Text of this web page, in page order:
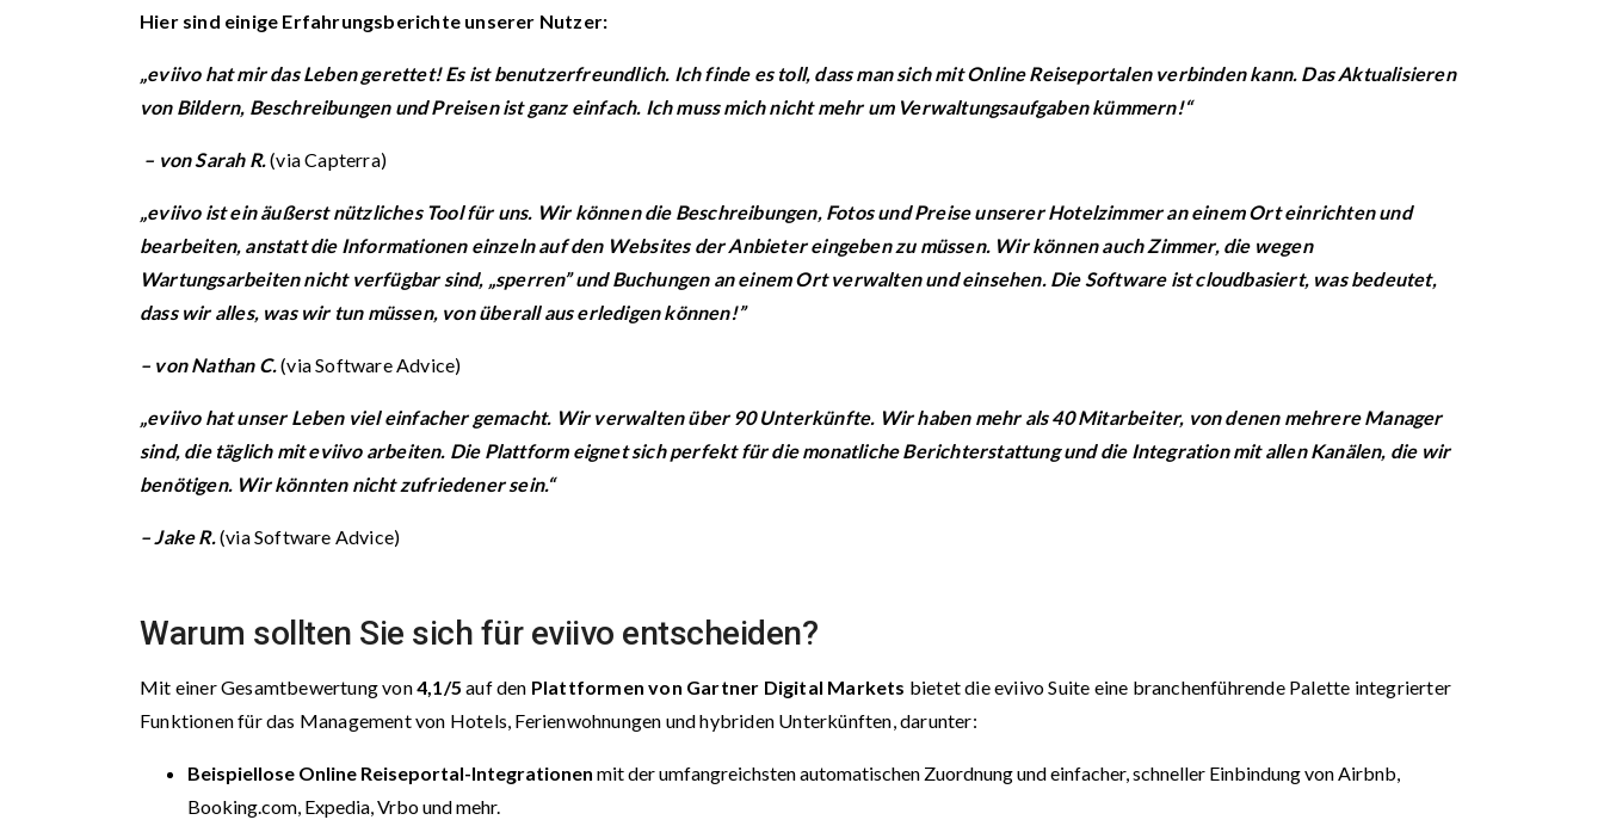
Hier sind einige Erfahrungsberichte unserer Nutzer:
„eviivo hat mir das Leben gerettet! Es ist benutzerfreundlich. Ich finde es toll, dass man sich mit Online Reiseportalen verbinden kann. Das Aktualisieren
von Bildern, Beschreibungen und Preisen ist ganz einfach. Ich muss mich nicht mehr um Verwaltungsaufgaben kümmern!“
– von Sarah R.(via Capterra)
„eviivo ist ein äußerst nützliches Tool für uns. Wir können die Beschreibungen, Fotos und Preise unserer Hotelzimmer an einem Ort einrichten und
bearbeiten, anstatt die Informationen einzeln auf den Websites der Anbieter eingeben zu müssen. Wir können auch Zimmer, die wegen
Wartungsarbeiten nicht verfügbar sind, „sperren” und Buchungen an einem Ort verwalten und einsehen. Die Software ist cloudbasiert, was bedeutet,
dass wir alles, was wir tun müssen, von überall aus erledigen können!”
– von Nathan C.(via Software Advice)
„eviivo hat unser Leben viel einfacher gemacht. Wir verwalten über 90 Unterkünfte. Wir haben mehr als 40 Mitarbeiter, von denen mehrere Manager
sind, die täglich mit eviivo arbeiten. Die Plattform eignet sich perfekt für die monatliche Berichterstattung und die Integration mit allen Kanälen, die wir
benötigen. Wir könnten nicht zufriedener sein.“
– Jake R.(via Software Advice)
Warum sollten Sie sich für eviivo entscheiden?
Mit einer Gesamtbewertung von4,1/5 auf den Plattformen von Gartner Digital Markets bietet die eviivo Suite eine branchenführende Palette integrierter
Funktionen für das Management von Hotels, Ferienwohnungen und hybriden Unterkünften, darunter:
Beispiellose Online Reiseportal-Integrationen mit der umfangreichsten automatischen Zuordnung und einfacher, schneller Einbindung von Airbnb,
Booking.com, Expedia, Vrbo und mehr.